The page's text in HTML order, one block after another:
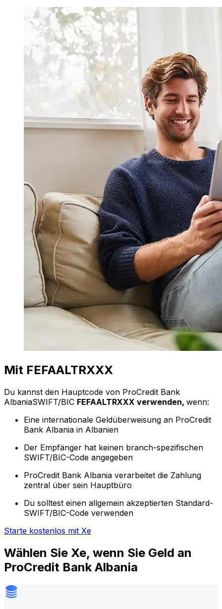
Mit FEFAALTRXXX
Du kannst den Hauptcode von ProCredit Bank
AlbaniaSWIFT/BIC FEFAALTRXXX verwenden, wenn:
Eine internationale Geldüberweisung an ProCredit
Bank Albania in Albanien
Der Empfänger hat keinen branch-spezifischen
SWIFT/BIC-Code angegeben
ProCredit Bank Albania verarbeitet die Zahlung
zentral über sein Hauptbüro
Du solltest einen allgemein akzeptierten Standard-
SWIFT/BIC-Code verwenden
Starte kostenlos mit Xe
Wählen Sie Xe, wenn Sie Geld an
ProCredit Bank Albania